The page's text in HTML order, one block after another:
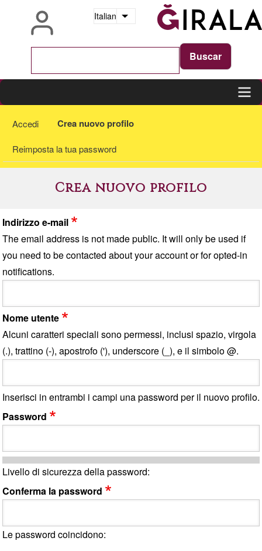
Italian Mostra ulteriori azioni
Main
Schede
Accedi Crea nuovo profilo
Reimposta la tua password
Crea nuovo profilo
Indirizzo e-mail
The email address is not made public. It will only be used if
you need to be contacted about your account or for opted-in
notifications.
Nome utente
Alcuni caratteri speciali sono permessi, inclusi spazio, virgola
(.), trattino (-), apostrofo ('), underscore (_), e il simbolo @.
Inserisci in entrambi i campi una password per il nuovo profilo.
Password
Livello di sicurezza della password:
Conferma la password
Le password coincidono: